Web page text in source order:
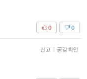
0
0
신고 | 공감 확인